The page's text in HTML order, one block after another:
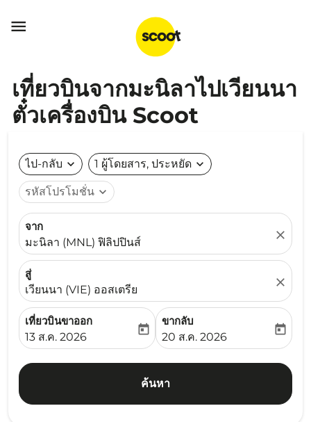

เที่ยวบินจากมะนิลาไปเวียนนา
ตั๋วเครื่องบิน Scoot
ไป-กลับ expand_more 1 ผู้โดยสาร, ประหยัด expand_more
รหัสโปรโมชั่น expand_more
จาก
มะนิลา (MNL) ฟิลิปปินส์
close
สู่
เวียนนา (VIE) ออสเตรีย
close
เที่ยวบินขาออก
fc-booking-departure-date-aria-label
13 ส.ค. 2026
today
ขากลับ
fc-booking-return-date-
20 ส.ค. 2026
today
ค้นหา